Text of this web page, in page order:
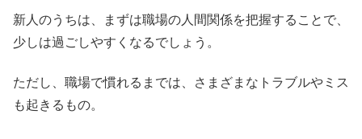
新人のうちは、まずは職場の人間関係を把握することで、
少しは過ごしやすくなるでしょう。
ただし、職場で慣れるまでは、さまざまなトラブルやミス
も起きるもの。